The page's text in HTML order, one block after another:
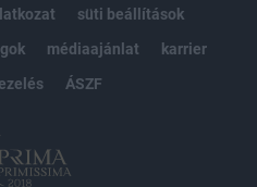
süti beállítások
médiaajánlat
karrier
ÁSZF